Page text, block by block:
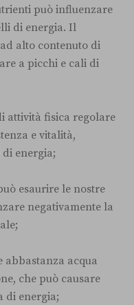
può influenzare
di energia. Il
alto contenuto di
a picchi e cali di
attività fisica regolare
e vitalità,
energia;
esaurire le nostre
negativamente la
abbastanza acqua
che può causare
di energia;